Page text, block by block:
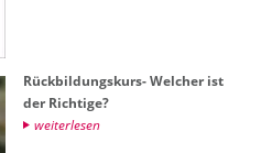
Rück­bil­dungs­kurs- Wel­cher ist
der Rich­ti­ge?
wei­ter­le­sen